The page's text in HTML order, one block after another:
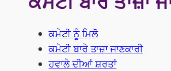
ਕਮੇਟੀ ਨੂੰ ਮਿਲੋ
ਕਮੇਟੀ ਬਾਰੇ ਤਾਜ਼ਾ ਜਾਣਕਾਰੀ
ਹਵਾਲੇ ਦੀਆਂ ਸ਼ਰਤਾਂ